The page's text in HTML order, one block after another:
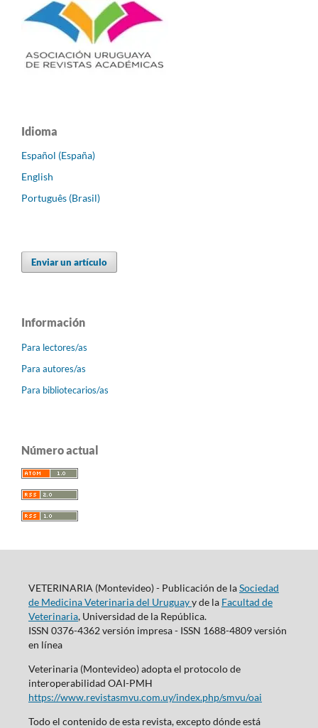
Idioma
Español (España)
English
Português (Brasil)
Enviar un artículo
Información
Para lectores/as
Para autores/as
Para bibliotecarios/as
Número actual
VETERINARIA (Montevideo) - Publicación de laSociedad
de Medicina Veterinaria del Uruguayy de la Facultad de
Veterinaria, Universidad de la República.
ISSN 0376-4362 versión impresa - ISSN 1688-4809 versión
en línea
Veterinaria (Montevideo) adopta el protocolo de
interoperabilidad OAI-PMH
https://www.revistasmvu.com.uy/index.php/smvu/oai
Todo el contenido de esta revista, excepto dónde está